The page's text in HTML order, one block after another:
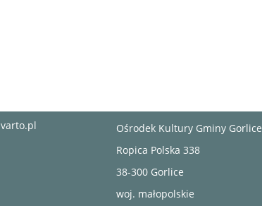
varto.pl
Ośrodek Kultury Gminy Gorlice
Ropica Polska 338
38-300 Gorlice
woj. małopolskie